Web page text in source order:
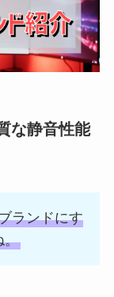
な静音性能
ランドにす
。